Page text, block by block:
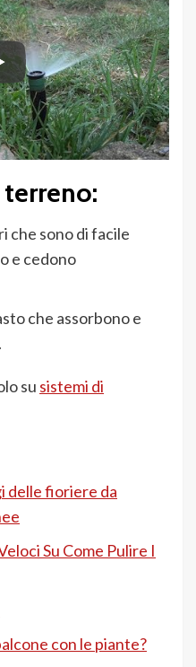
che sono di facile
e cedono
che assorbono e
su sistemi di
delle fioriere da
Su Come Pulire I
con le piante?